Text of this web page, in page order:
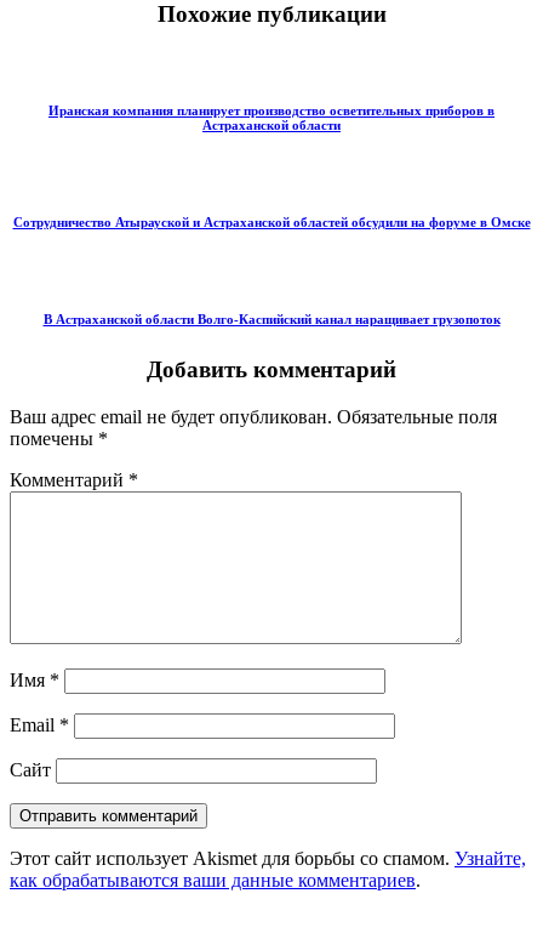
Похожие публикации
Иранская компания планирует производство осветительных приборов в
Астраханской области
Сотрудничество Атырауской и Астраханской областей обсудили на форуме в Омске
В Астраханской области Волго-Каспийский канал наращивает грузопоток
Добавить комментарий
Ваш адрес email не будет опубликован. Обязательные поля
помечены *
Комментарий *
Имя *
Email *
Сайт
Этот сайт использует Akismet для борьбы со спамом. Узнайте,
как обрабатываются ваши данные комментариев.